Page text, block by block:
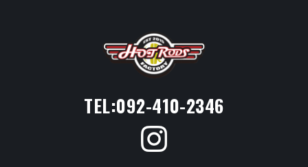
TEL:092-410-2346